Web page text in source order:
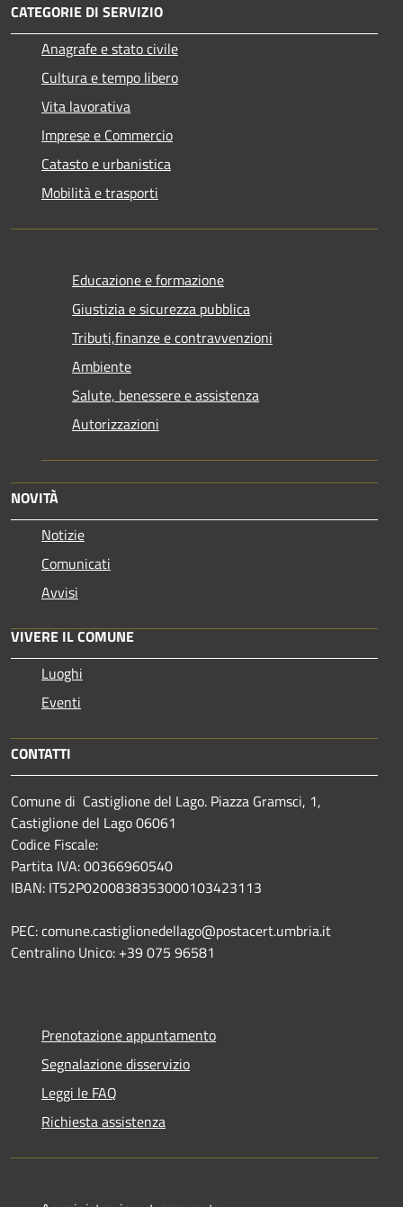
CATEGORIE DI SERVIZIO
Anagrafe e stato civile
Cultura e tempo libero
Vita lavorativa
Imprese e Commercio
Catasto e urbanistica
Mobilità e trasporti
Educazione e formazione
Giustizia e sicurezza pubblica
Tributi,finanze e contravvenzioni
Ambiente
Salute, benessere e assistenza
Autorizzazioni
NOVITÀ
Notizie
Comunicati
Avvisi
VIVERE IL COMUNE
Luoghi
Eventi
CONTATTI
Comune di Castiglione del Lago. Piazza Gramsci, 1,
Castiglione del Lago 06061
Codice Fiscale:
Partita IVA: 00366960540
IBAN: IT52P0200838353000103423113
PEC: comune.castiglionedellago@postacert.umbria.it
Centralino Unico: +39 075 96581
Prenotazione appuntamento
Segnalazione disservizio
Leggi le FAQ
Richiesta assistenza